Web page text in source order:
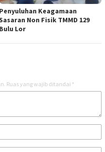
Penyuluhan Keagamaan
Non Fisik TMMD 129
Bulu Lor
Ruas yang wajib ditandai *